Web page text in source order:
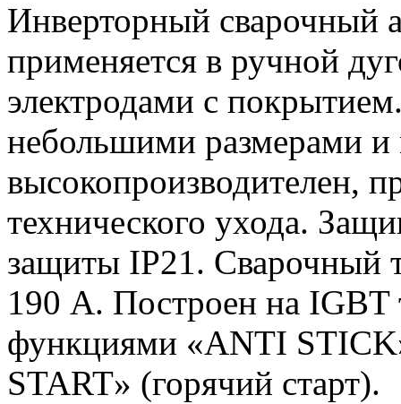
Инверторный сварочный
применяется в ручной
электродами с
небольшими размерами
высокопроизводителен,
технического ухода.
защиты IP21. Сварочный
190 А. Построен на IGBT
функциями «ANTI
START» (горячий старт).